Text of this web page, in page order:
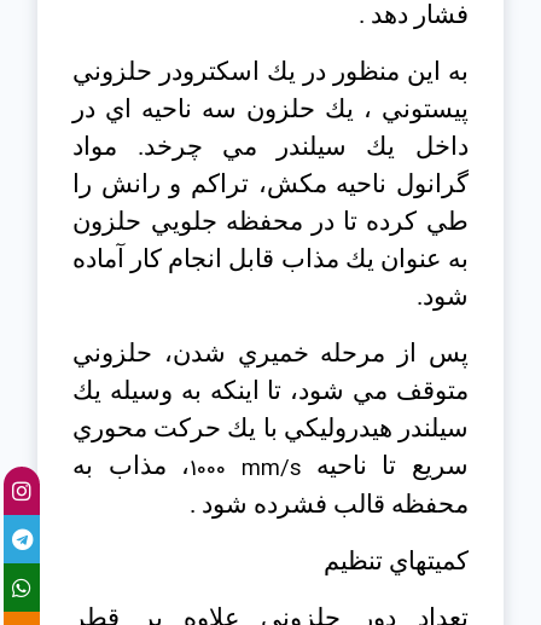
فشار دهد .
به اين منظور در يك اسكترودر حلزوني
پيستوني ، يك حلزون سه ناحيه اي در
داخل يك سيلندر مي چرخد. مواد
گرانول ناحيه مكش، تراكم و رانش را
طي كرده تا در محفظه جلويي حلزون
به عنوان يك مذاب قابل انجام كار آماده
شود.
پس از مرحله خميري شدن، حلزوني
متوقف مي شود، تا اينكه به وسيله يك
سيلندر هيدروليكي با يك حركت محوري
سريع تا ناحيه 1000 mm/s، مذاب به
محفظه قالب فشرده شود .
كميتهاي تنظيم
تعداد دور حلزوني علاوه بر قطر